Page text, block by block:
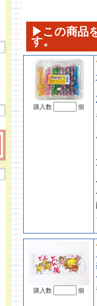
▶この商品
す。
購入数 個
購入数 個